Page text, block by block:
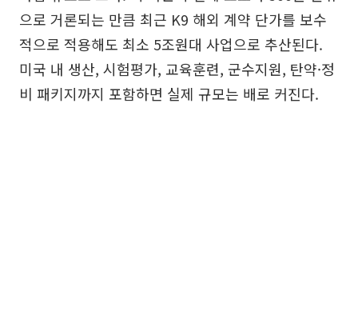
으로 거론되는 만큼 최근 K9 해외 계약 단가를 보수
적으로 적용해도 최소 5조원대 사업으로 추산된다.
미국 내 생산, 시험평가, 교육훈련, 군수지원, 탄약·정
비 패키지까지 포함하면 실제 규모는 배로 커진다.